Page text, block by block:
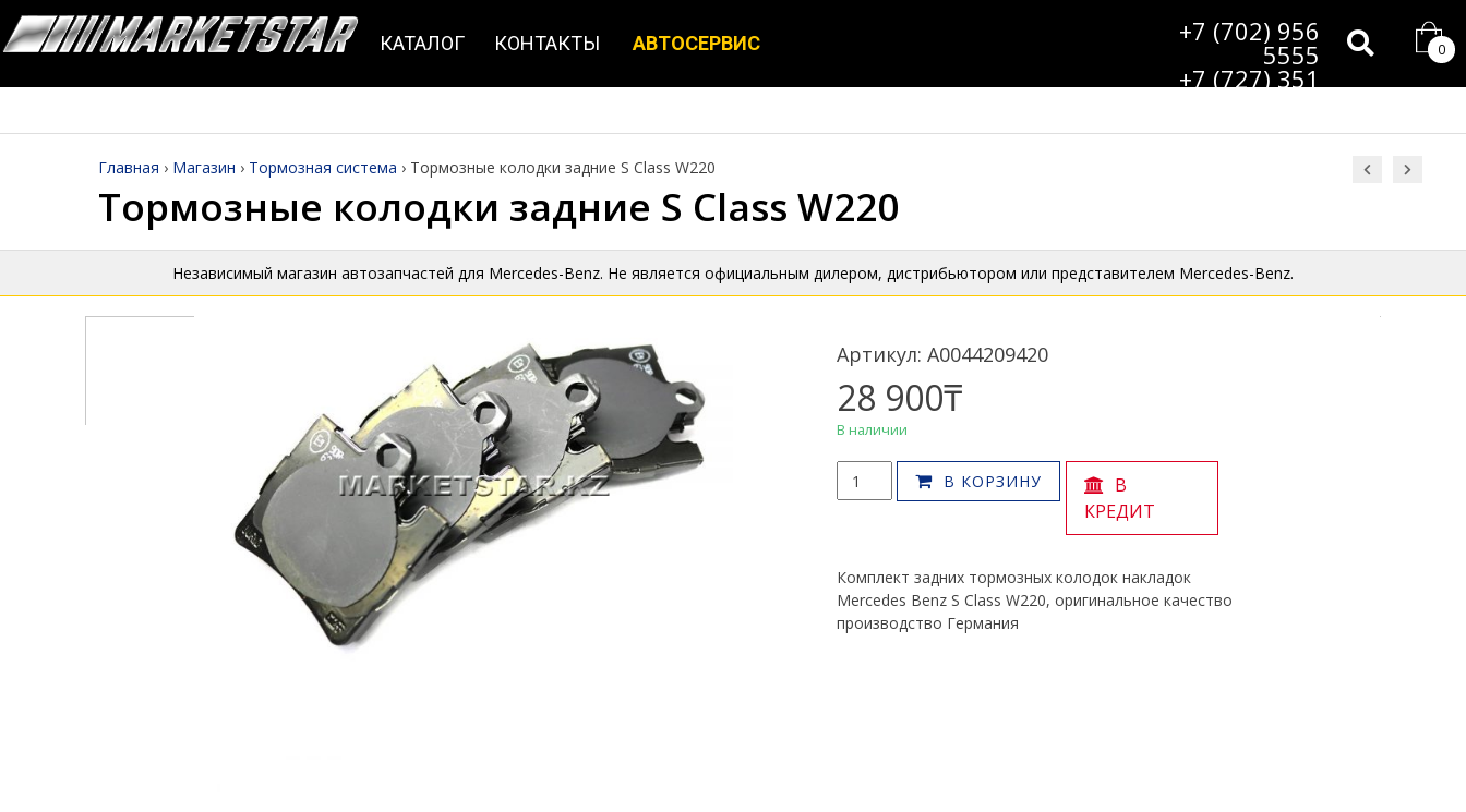
КАТАЛОГ КОНТАКТЫ АВТОСЕРВИС +7 (702) 956
5555
+7 (727) 351
Главная › Магазин › Тормозная система › Тормозные колодки задние S Class W220
Тормозные колодки задние S Class W220
Независимый магазин автозапчастей для Mercedes-Benz. Не является официальным дилером, дистрибьютором или представителем Mercedes-Benz.
Артикул: A0044209420
28 900₸
В наличии
Количество
товара
S
Class
W220
В КОРЗИНУ
В
КРЕДИТ
Комплект задних тормозных колодок накладок
Mercedes Benz S Class W220, оригинальное качество
производство Германия
0